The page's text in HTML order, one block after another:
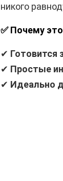
никого
✅ Почему
✔ Готовится
✔ Простые
✔ Идеально